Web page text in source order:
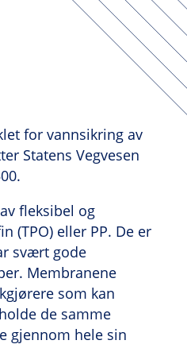
for vannsikring av
Statens Vegvesen
fleksibel og
(TPO) eller PP. De er
svært gode
Membranene
som kan
de samme
gjennom hele sin